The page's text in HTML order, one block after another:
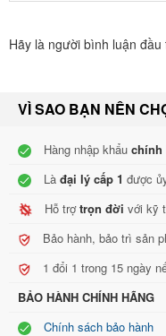
Hãy là người bình luận đầu
VÌ SAO BẠN NÊN
Hàng nhập khẩu chính
Là đại lý cấp 1 được
Hỗ trợtrọn đời với kỹ
Bảo hành, bảo trì sản
1 đổi 1 trong 15 ngày
BẢO HÀNH CHÍNH HÃNG
Chính sách bảo hành